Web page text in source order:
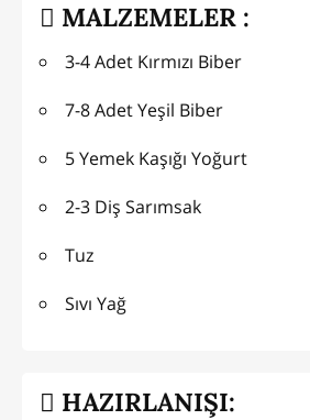
MALZEMELER :
3-4 Adet Kırmızı Biber
7-8 Adet Yeşil Biber
5 Yemek Kaşığı Yoğurt
2-3 Diş Sarımsak
Tuz
Sıvı Yağ
HAZIRLANIŞI: